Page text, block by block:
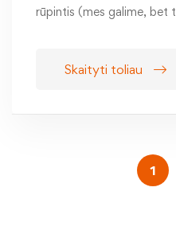
rūpintis (mes galime, bet
Skaityti toliau
1